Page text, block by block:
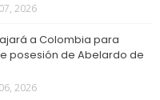
2026
a Colombia para
posesión de Abelardo de
2026